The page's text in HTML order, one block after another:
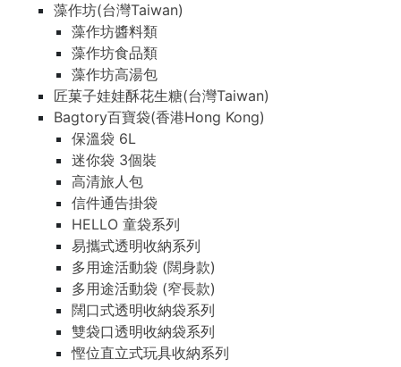
藻作坊(台灣Taiwan)
藻作坊醬料類
藻作坊食品類
藻作坊高湯包
匠菓子娃娃酥花生糖(台灣Taiwan)
Bagtory百寶袋(香港Hong Kong)
保溫袋 6L
迷你袋 3個裝
高清旅人包
信件通告掛袋
HELLO 童袋系列
易攜式透明收納系列
多用途活動袋 (闊身款)
多用途活動袋 (窄長款)
闊口式透明收納袋系列
雙袋口透明收納袋系列
慳位直立式玩具收納系列